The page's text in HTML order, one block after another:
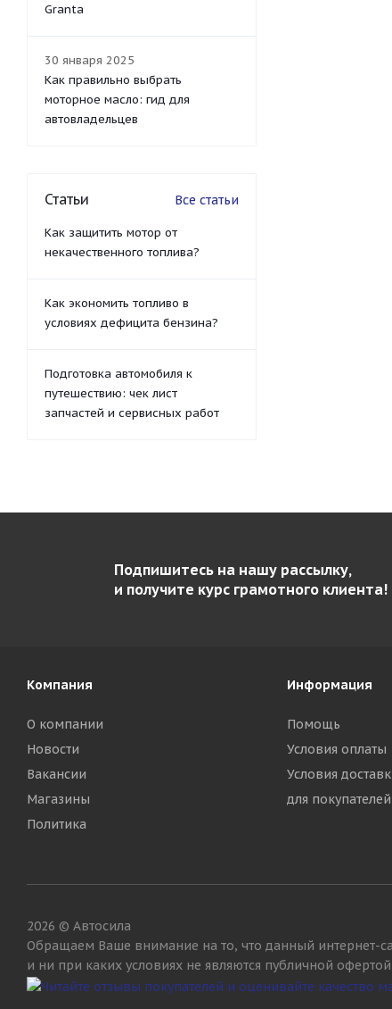
Granta
30 января 2025
Как правильно выбрать
моторное масло: гид для
автовладельцев
Статьи Все статьи
Как защитить мотор от
некачественного топлива?
Как экономить топливо в
условиях дефицита бензина?
Подготовка автомобиля к
путешествию: чек лист
запчастей и сервисных работ
Подпишитесь на нашу рассылку,
и получите курс грамотного клиента!
Компания
О компании
Новости
Вакансии
Магазины
Политика
Информация
Помощь
Условия оплаты
Условия
для покупателей
2026 © Автосила
Обращаем Ваше внимание на то, что данный интернет-
и ни при каких условиях не являются публичной